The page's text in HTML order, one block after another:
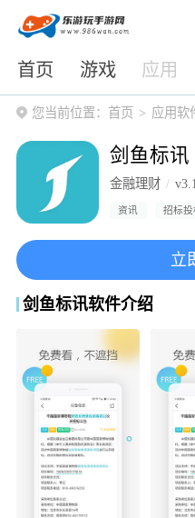
首页 游戏 应用
您当前位置： 首页 应用软
剑鱼标讯
金融理财
资讯 招标投
立
剑鱼标讯软件介绍